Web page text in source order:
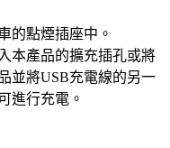
的點煙插座中。
本產品的擴充插孔或將
並將USB充電線的另一
進行充電。